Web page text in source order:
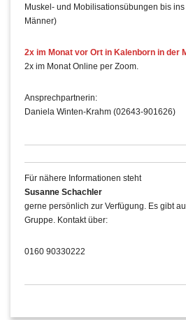
Muskel- und Mobilisationsübungen bis
Männer)
2x im Monat vor Ort in Kalenborn in der
2x im Monat Online per Zoom.
Ansprechpartnerin:
Daniela Winten-Krahm (02643-901626)
Für nähere Informationen steht
Susanne Schachler
gerne persönlich zur Verfügung. Es gibt
Gruppe. Kontakt über:
0160 90330222